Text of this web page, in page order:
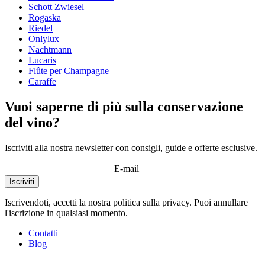
Serie di prodotti
VetroCalice da vino bianco, Calici in cristallo
Diametro (cm)
Capacità (cl)
Schott Zwiesel
Rogaska
Riedel
Onlylux
Nachtmann
Lucaris
Flûte per Champagne
Caraffe
Vuoi saperne di più sulla conservazione
del vino?
Iscriviti alla nostra newsletter con consigli, guide e offerte esclusive.
E-mail
Iscriviti
Iscrivendoti, accetti la nostra politica sulla privacy. Puoi annullare
l'iscrizione in qualsiasi momento.
Contatti
Blog